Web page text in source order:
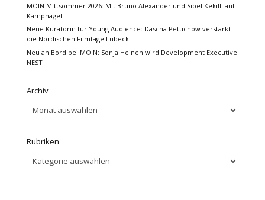
MOIN Mittsommer 2026: Mit Bruno Alexander und Sibel Kekilli auf
Kampnagel
Neue Kuratorin für Young Audience: Dascha Petuchow verstärkt
die Nordischen Filmtage Lübeck
Neu an Bord bei MOIN: Sonja Heinen wird Development Executive
NEST
Archiv
Archiv
Rubriken
Rubriken